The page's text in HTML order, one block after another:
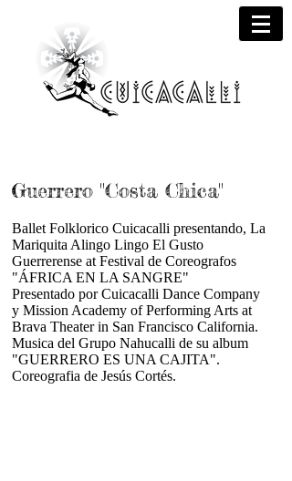
Guerrero "Costa Chica"
Ballet Folklorico Cuicacalli presentando, La
Mariquita Alingo Lingo El Gusto
Guerrerense at Festival de Coreografos
"ÁFRICA EN LA SANGRE"
Presentado por Cuicacalli Dance Company
y Mission Academy of Performing Arts at
Brava Theater in San Francisco California.
Musica del Grupo Nahucalli de su album
"GUERRERO ES UNA CAJITA".
Coreografia de Jesús Cortés.